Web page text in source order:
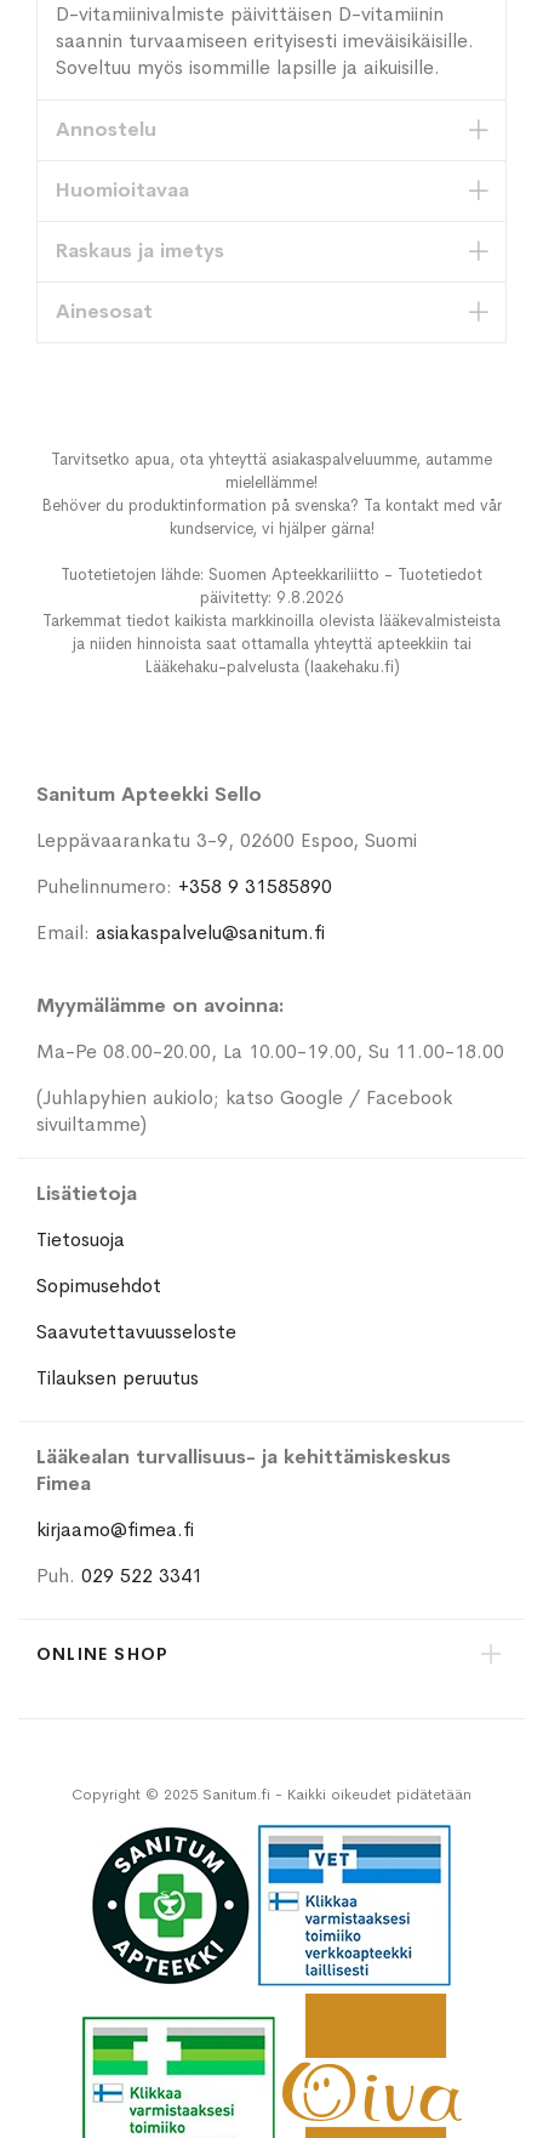
D-vitamiinivalmiste päivittäisen D-vitamiinin
saannin turvaamiseen erityisesti imeväisikäisille.
Soveltuu myös isommille lapsille ja aikuisille.
Annostelu
Huomioitavaa
Raskaus ja imetys
Ainesosat
Tarvitsetko apua, ota yhteyttä asiakaspalveluumme, autamme
mielellämme!
Behöver du produktinformation på svenska? Ta kontakt med vår
kundservice, vi hjälper gärna!
Tuotetietojen lähde: Suomen Apteekkariliitto - Tuotetiedot
päivitetty: 9.8.2026
Tarkemmat tiedot kaikista markkinoilla olevista lääkevalmisteista
ja niiden hinnoista saat ottamalla yhteyttä apteekkiin tai
Lääkehaku-palvelusta (laakehaku.fi)
Sanitum Apteekki Sello
Leppävaarankatu 3-9, 02600 Espoo, Suomi
Puhelinnumero: +358 9 31585890
Email: asiakaspalvelu@sanitum.fi
Myymälämme on avoinna:
Ma-Pe 08.00-20.00, La 10.00-19.00, Su 11.00-18.00
(Juhlapyhien aukiolo; katso Google / Facebook
sivuiltamme)
Lisätietoja
Tietosuoja
Sopimusehdot
Saavutettavuusseloste
Tilauksen peruutus
Lääkealan turvallisuus- ja kehittämiskeskus
Fimea
kirjaamo@fimea.fi
Puh. 029 522 3341
ONLINE SHOP
Copyright © 2025 Sanitum.fi - Kaikki oikeudet pidätetään